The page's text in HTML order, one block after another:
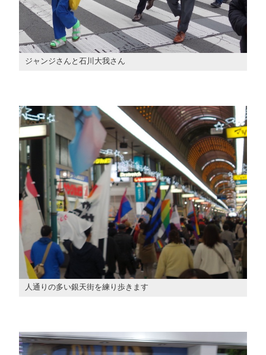
ジャンジさんと石川大我さん
人通りの多い銀天街を練り歩きます